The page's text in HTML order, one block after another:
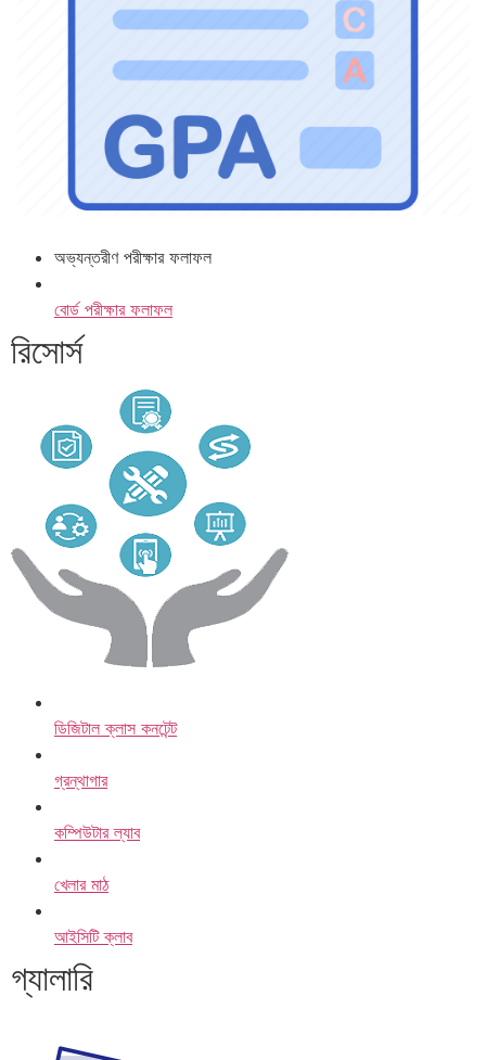
অভ্যন্তরীণ পরীক্ষার ফলাফল
বোর্ড পরীক্ষার ফলাফল
রিসোর্স
ডিজিটাল ক্লাস কনটেন্ট
গ্রন্থাগার
কম্পিউটার ল্যাব
খেলার মাঠ
আইসিটি ক্লাব
গ্যালারি